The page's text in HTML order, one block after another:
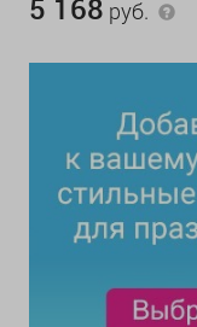
5 168 руб.